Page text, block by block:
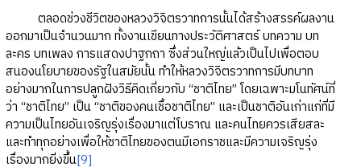
ตลอดช่วงชีวิตของหลวงวิจิตรวาทการนั้นได้สร้างสรรค์ผลงาน
ออกมาเป็นจำนวนมาก ทั้งงานเขียนทางประวัติศาสตร์ บทความ บท
ละคร บทเพลง การแสดงปาฐกถา ซึ่งส่วนใหญ่แล้วเป็นไปเพื่อตอบ
สนองนโยบายของรัฐในสมัยนั้น ทำให้หลวงวิจิตรวาทการมีบทบาท
อย่างมากในการปลูกฝังวิธีคิดเกี่ยวกับ “ชาติไทย” โดยเฉพาะมโนทัศน์ที่
ว่า “ชาติไทย” เป็น “ชาติของคนเชื้อชาติไทย” และเป็นชาติอันเก่าแก่ที่มี
ความเป็นไทยอันเจริญรุ่งเรื่องมาแต่โบราณ และคนไทยควรเสียสละ
และทำทุกอย่างเพื่อให้ชาติไทยของตนมีเอกราชและมีความเจริญรุ่ง
เรื่องมากยิ่งขึ้น[9]